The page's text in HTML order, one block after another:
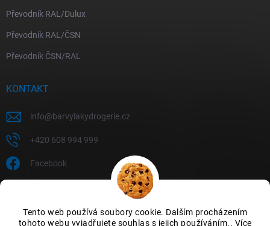
Tento web používá soubory cookie. Dalším procházením
tohoto webu vyjadřujete souhlas s jejich používáním.. Více
Převodník RAL/Dulux
Převodník RAL/ČSN
Převodník ČSN/RAL
KONTAKT
info@barvylakydrogerie.cz
+420 608 994 999
Facebook